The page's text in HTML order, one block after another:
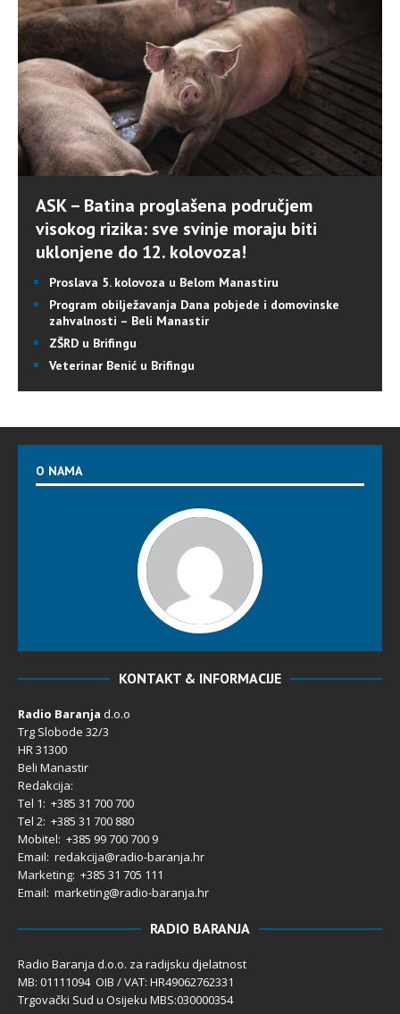
ASK – Batina proglašena područjem
visokog rizika: sve svinje moraju biti
uklonjene do 12. kolovoza!
Proslava 5. kolovoza u Belom Manastiru
Program obilježavanja Dana pobjede i domovinske
zahvalnosti – Beli Manastir
ZŠRD u Brifingu
Veterinar Benić u Brifingu
O NAMA
KONTAKT & INFORMACIJE
Radio Baranja d.o.o
Trg Slobode 32/3
HR 31300
Beli Manastir
Redakcija:
Tel 1: +385 31 700 700
Tel 2: +385 31 700 880
Mobitel: +385 99 700 700 9
Email: redakcija@radio-baranja.hr
Marketing: +385 31 705 111
Email: marketing@radio-baranja.hr
RADIO BARANJA
Radio Baranja d.o.o. za radijsku djelatnost
MB: 01111094 OIB / VAT: HR49062762331
Trgovački Sud u Osijeku MBS:030000354